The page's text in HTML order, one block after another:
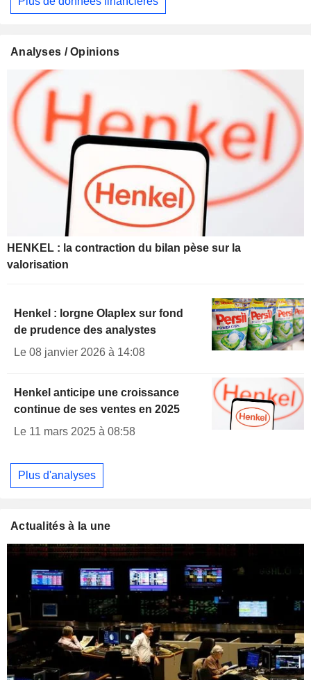
Analyses / Opinions
HENKEL : la contraction du bilan pèse sur la
valorisation
Henkel : lorgne Olaplex sur fond
de prudence des analystes
Le 08 janvier 2026 à 14:08
Henkel anticipe une croissance
continue de ses ventes en 2025
Le 11 mars 2025 à 08:58
Plus d'analyses
Actualités à la une